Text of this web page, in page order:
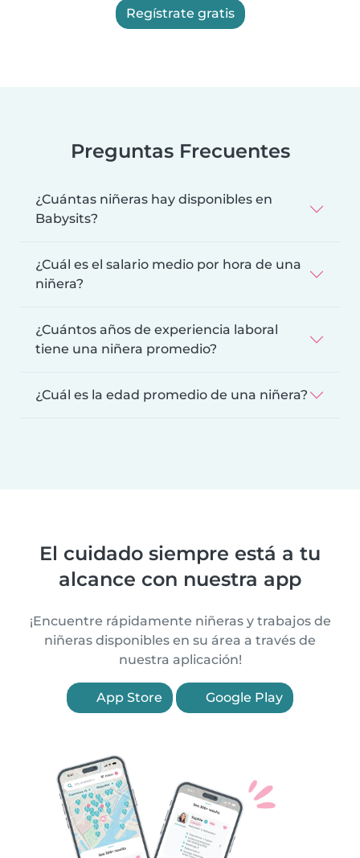
Regístrate gratis
Preguntas Frecuentes
¿Cuántas niñeras hay disponibles en
Babysits?
¿Cuál es el salario medio por hora de una
niñera?
¿Cuántos años de experiencia laboral
tiene una niñera promedio?
¿Cuál es la edad promedio de una niñera?
El cuidado siempre está a tu
alcance con nuestra app
¡Encuentre rápidamente niñeras y trabajos de
niñeras disponibles en su área a través de
nuestra aplicación!
App Store Google Play